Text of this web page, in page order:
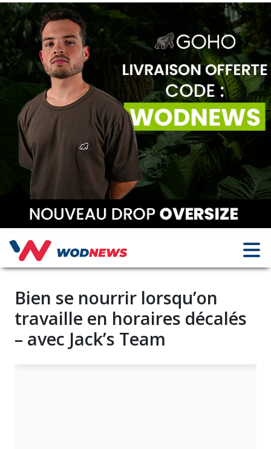
Bien se nourrir lorsqu’on
travaille en horaires décalés
– avec Jack’s Team